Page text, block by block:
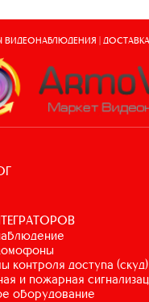
ВИДЕОНАБЛЮДЕНИЯ |
контроля доступа (скуд)
и пожарная
оборудование